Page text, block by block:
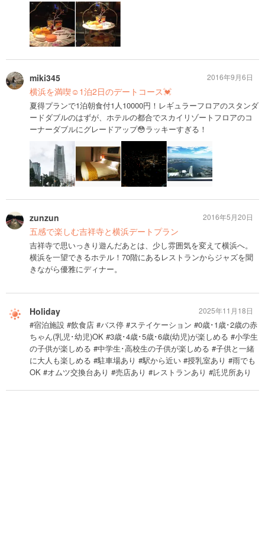
miki345
横浜を満喫☺️1泊2日のデートコース💓
夏得プランで1泊朝食付1人10000円！レギュラーフロアのスタンダ
ードダブルのはずが、ホテルの都合でスカイリゾートフロアのコ
ーナーダブルにグレードアップ😳ラッキーすぎる！
2016年9月6日
zunzun
五感で楽しむ吉祥寺と横浜デートプラン
吉祥寺で思いっきり遊んだあとは、少し雰囲気を変えて横浜へ。
横浜を一望できるホテル！70階にあるレストランからジャズを聞
きながら優雅にディナー。
2016年5月20日
Holiday
#宿泊施設 #飲食店 #バス停 #ステイケーション #0歳･1歳･2歳の赤
ちゃん(乳児･幼児)OK #3歳･4歳･5歳･6歳(幼児)が楽しめる #小学生
の子供が楽しめる #中学生･高校生の子供が楽しめる #子供と一緒
に大人も楽しめる #駐車場あり #駅から近い #授乳室あり #雨でも
OK #オムツ交換台あり #売店あり #レストランあり #託児所あり
2025年11月18日